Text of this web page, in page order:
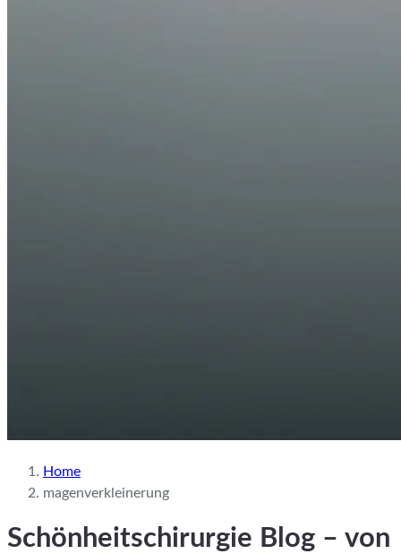
Home
magenverkleinerung
Schönheitschirurgie Blog – von